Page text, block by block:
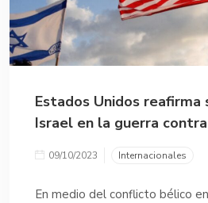
Estados Unidos reafirma
Israel en la guerra
09/10/2023 Internacionales
En medio del conflicto bélico